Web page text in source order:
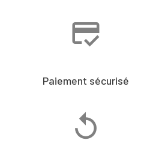
Paiement sécurisé